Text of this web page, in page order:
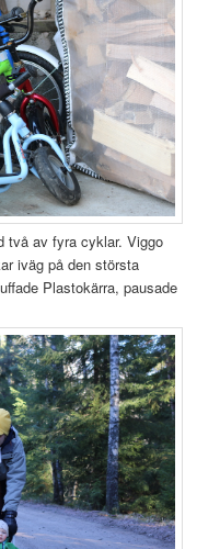
två av fyra cyklar. Viggo
iväg på den största
Plastokärra, pausade